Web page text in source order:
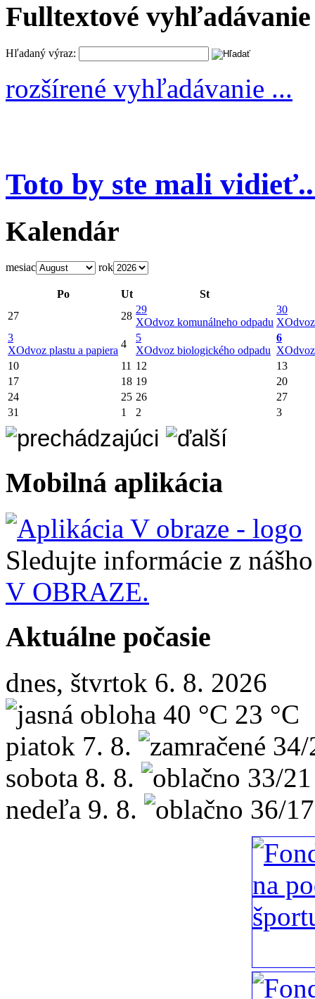
Fulltextové vyhľadávanie
Hľadaný výraz:
rozšírené vyhľadávanie ...
Toto by ste mali
Kalendár
mesiac rok
Po Ut
St
27
28
29
XOdvoz komunálneho odpadu
30
X
3
XOdvoz plastu a papiera
4
5
XOdvoz biologického odpadu
6
X
10
11 12
13
17
18 19
20
24
25 26
27
31
1 2 3
Mobilná aplikácia
Sledujte informácie z
V OBRAZE.
Aktuálne počasie
dnes, štvrtok 6. 8. 2026
40 °C 23 °C
piatok 7. 8.
34/
sobota 8. 8.
33/
nedeľa 9. 8. 36/